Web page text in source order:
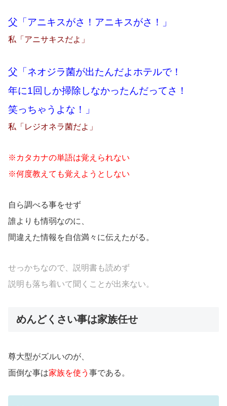
父「アニキスがさ！アニキスがさ！」
私「アニサキスだよ」
父「ネオジラ菌が出たんだよホテルで！
年に1回しか掃除しなかったんだってさ！
笑っちゃうよな！」
私「レジオネラ菌だよ」
※カタカナの単語は覚えられない
※何度教えても覚えようとしない
自ら調べる事をせず
誰よりも情弱なのに、
間違えた情報を自信満々に伝えたがる。
せっかちなので、説明書も読めず
説明も落ち着いて聞くことが出来ない。
めんどくさい事は家族任せ
尊大型がズルいのが、
面倒な事は家族を使う 事である。